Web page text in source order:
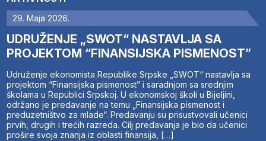
29. Maja 2026.
UDRUŽENJE „SWOT“ NASTAVLJA SA
PROJEKTOM “FINANSIJSKA PISMENOST”
Udruženje ekonomista Republike Srpske „SWOT“ nastavlja sa
projektom “Finansijska pismenost” i saradnjom sa srednjim
školama u Republici Srpskoj. U ekonomskoj školi u Bijeljini,
održano je predavanje na temu „Finansijska pismenost i
preduzetništvo za mlade“. Predavanju su prisustvovali učenici
prvih, drugih i trećih razreda. Cilj predavanja je bio da učenici
prošire svoja znanja iz oblasti finansija, […]